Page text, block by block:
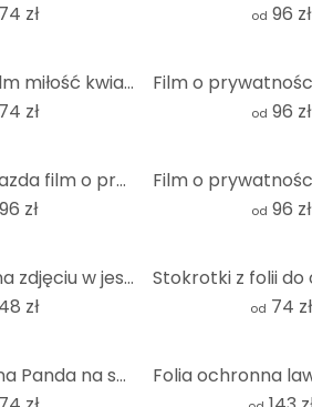
74 zł od 96 zł
Prywatność film miłość kwiaty - kwadrat
74 zł od 96 zł
Patryk rozgwiazda film o prywatności
96 zł od 96 zł
Dyniowe trio na zdjęciu w jesiennym ogrodzie
48 zł od 74 zł
Dekoracja okna Panda na safari